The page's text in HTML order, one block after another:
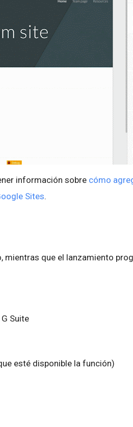
información sobre cómo
Sites.
mientras que el lanzamiento
Suite
esté disponible la función)